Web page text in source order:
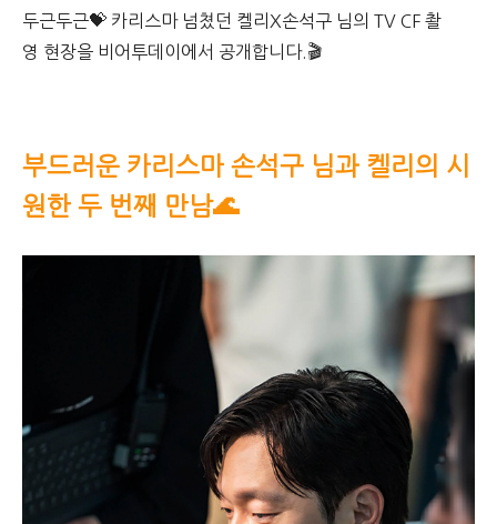
두근두근💝 카리스마 넘쳤던 켈리X손석구 님의 TV CF 촬
영 현장을 비어투데이에서 공개합니다.🎬
부드러운 카리스마 손석구 님과 켈리의 시
원한 두 번째 만남🌊